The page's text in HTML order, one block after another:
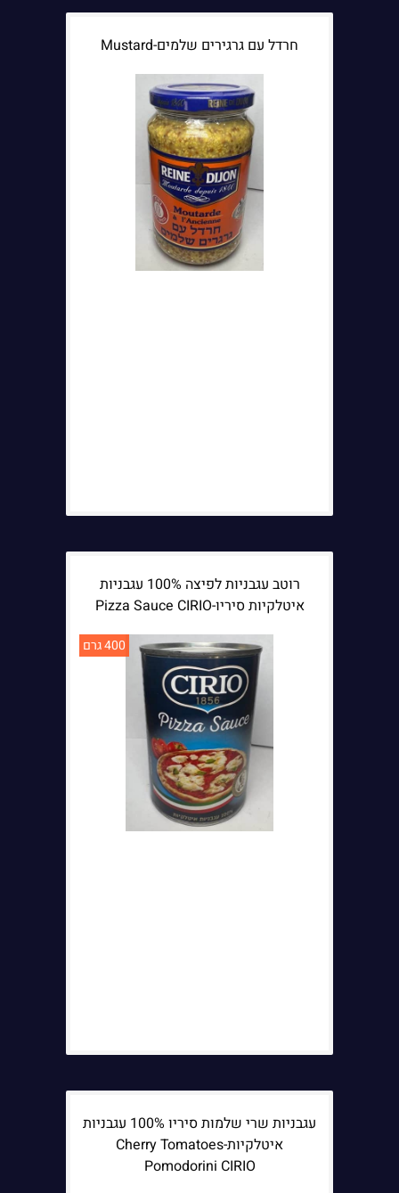
הערות נוספות:
חרדל עם גרגירים שלמים-Mustard
רוטב עגבניות לפיצה 100% עגבניות
איטלקיות סיריו-Pizza Sauce CIRIO
400 גרם
עגבניות שרי שלמות סיריו 100% עגבניות
איטלקיות-Cherry Tomatoes
Pomodorini CIRIO